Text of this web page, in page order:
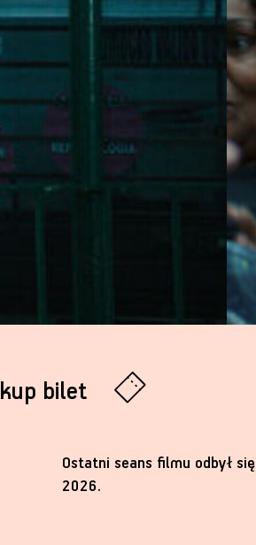
kup bilet
Ostatni seans filmu odbył
2026.